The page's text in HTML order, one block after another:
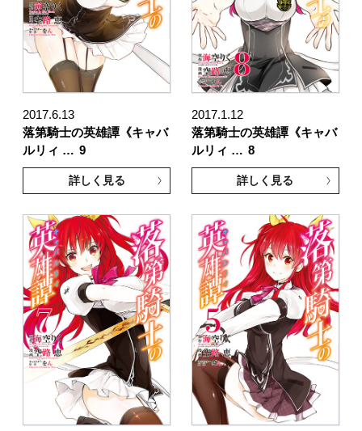
2017.6.13
落第騎士の英雄譚《キャバ
ルリィ … 9
詳しく見る
2017.1.12
落第騎士の英雄譚《キャバ
ルリィ … 8
詳しく見る